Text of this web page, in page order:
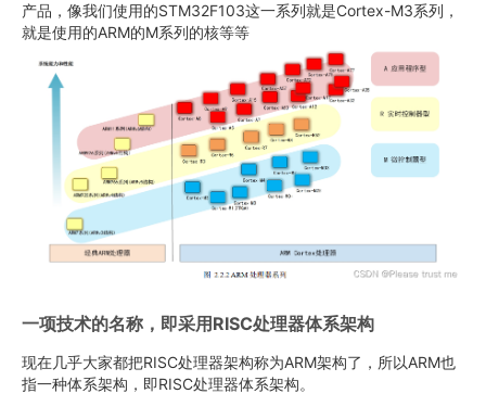
产品，像我们使用的STM32F103这一系列就是Cortex-M3系列，
就是使用的ARM的M系列的核等等
一项技术的名称，即采用RISC处理器体系架构
现在几乎大家都把RISC处理器架构称为ARM架构了，所以ARM也
指一种体系架构，即RISC处理器体系架构。